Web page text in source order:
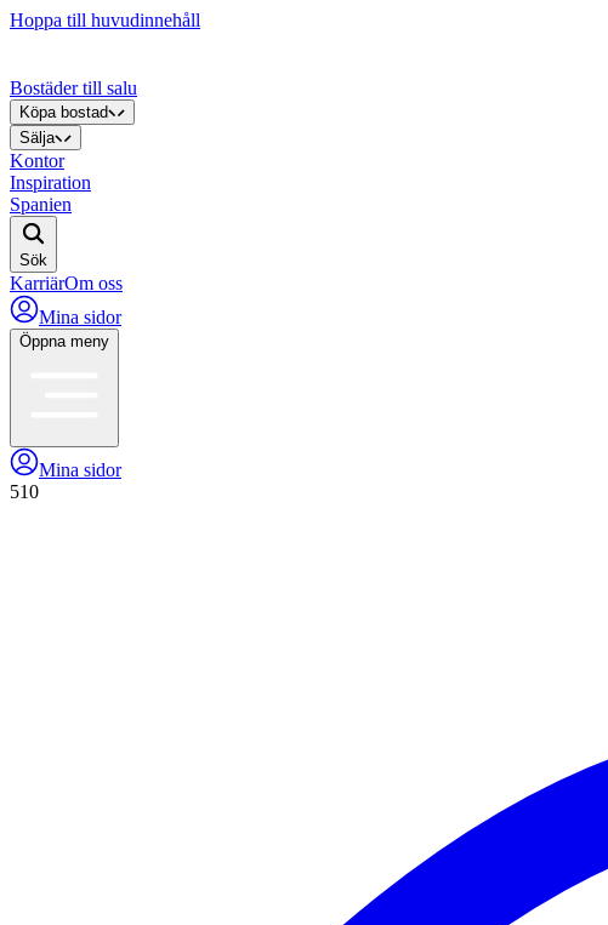
Hoppa till huvudinnehåll
Bostäder till salu
Köpa bostad
Sälja
Kontor
Inspiration
Spanien
Sök
KarriärOm oss
Mina sidor
Öppna meny
Mina sidor
510